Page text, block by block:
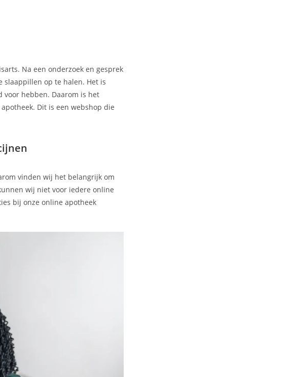
Na een onderzoek en gesprek
slaappillen op te halen. Het is
hebben. Daarom is het
Dit is een webshop die
vinden wij het belangrijk om
wij niet voor iedere online
bij onze online apotheek